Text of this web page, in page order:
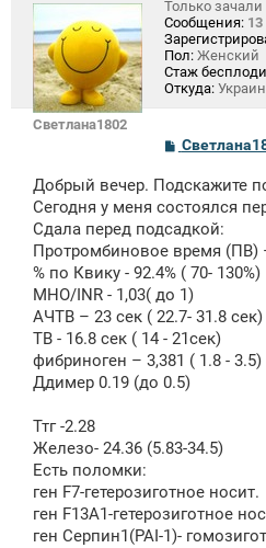
Светлана1802
Только зачали
Сообщения: 13
Пол: Женский
Стаж
Откуда:
С
б
щ
н
и
е
Добрый вечер. Подскажите
Сегодня у меня состоялся
Сдала перед подсадкой:
Протромбиновое время (ПВ)
% по Квику - 92.4% ( 70- 130%)
МНО/INR - 1,03( до 1)
АЧТВ – 23 сек ( 22.7- 31.8 сек)
ТВ - 16.8 сек ( 14 - 21сек)
фибриноген – 3,381 ( 1.8 - 3.5)
Ддимер 0.19 (до 0.5)
Ттг -2.28
Железо- 24.36 (5.83-34.5)
Есть поломки:
ген F7-гетерозиготное носит.
ген F13A1-гетерозиготное
ген Серпин1(PAI-1)-